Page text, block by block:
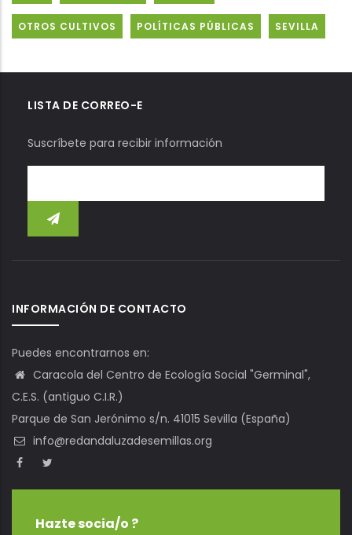
OTROS CULTIVOS POLÍTICAS PÚBLICAS SEVILLA
LISTA DE CORREO-E
Suscríbete para recibir información
INFORMACIÓN DE CONTACTO
Puedes encontrarnos en:
Caracola del Centro de Ecología Social "Germinal",
C.E.S. (antiguo C.I.R.)
Parque de San Jerónimo s/n. 41015 Sevilla (España)
info@redandaluzadesemillas.org
Hazte socia/o ?